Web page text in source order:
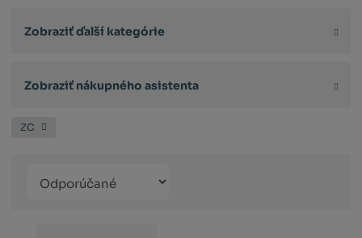
Zobraziť ďalší kategórie
Zobraziť nákupného asistenta
ZC
produktů